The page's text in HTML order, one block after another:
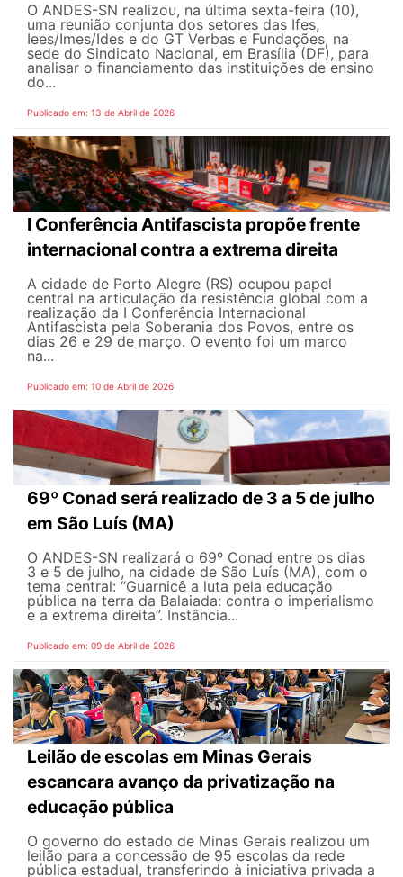
O ANDES-SN realizou, na última sexta-feira (10),
uma reunião conjunta dos setores das Ifes,
Iees/Imes/Ides e do GT Verbas e Fundações, na
sede do Sindicato Nacional, em Brasília (DF), para
analisar o financiamento das instituições de ensino
do...
Publicado em: 13 de Abril de 2026
I Conferência Antifascista propõe frente
internacional contra a extrema direita
A cidade de Porto Alegre (RS) ocupou papel
central na articulação da resistência global com a
realização da I Conferência Internacional
Antifascista pela Soberania dos Povos, entre os
dias 26 e 29 de março. O evento foi um marco
na...
Publicado em: 10 de Abril de 2026
69º Conad será realizado de 3 a 5 de julho
em São Luís (MA)
O ANDES-SN realizará o 69º Conad entre os dias
3 e 5 de julho, na cidade de São Luís (MA), com o
tema central: “Guarnicê a luta pela educação
pública na terra da Balaiada: contra o imperialismo
e a extrema direita”. Instância...
Publicado em: 09 de Abril de 2026
Leilão de escolas em Minas Gerais
escancara avanço da privatização na
educação pública
O governo do estado de Minas Gerais realizou um
leilão para a concessão de 95 escolas da rede
pública estadual, transferindo à iniciativa privada a